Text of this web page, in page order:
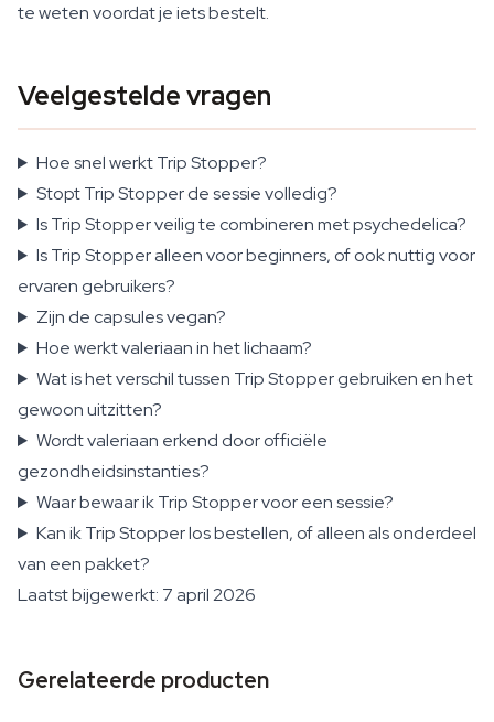
te weten voordat je iets bestelt.
Veelgestelde vragen
Hoe snel werkt Trip Stopper?
Stopt Trip Stopper de sessie volledig?
Is Trip Stopper veilig te combineren met psychedelica?
Is Trip Stopper alleen voor beginners, of ook nuttig voor
ervaren gebruikers?
Zijn de capsules vegan?
Hoe werkt valeriaan in het lichaam?
Wat is het verschil tussen Trip Stopper gebruiken en het
gewoon uitzitten?
Wordt valeriaan erkend door officiële
gezondheidsinstanties?
Waar bewaar ik Trip Stopper voor een sessie?
Kan ik Trip Stopper los bestellen, of alleen als onderdeel
van een pakket?
Laatst bijgewerkt: 7 april 2026
Gerelateerde producten